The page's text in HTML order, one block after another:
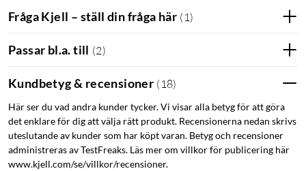
Fråga Kjell – ställ din fråga här ( 1 )
Passar bl.a. till (2)
Kundbetyg & recensioner ( 18)
Här ser du vad andra kunder tycker. Vi visar alla betyg för att göra
det enklare för dig att välja rätt produkt. Recensionerna nedan skrivs
uteslutande av kunder som har köpt varan. Betyg och recensioner
administreras av TestFreaks. Läs mer om villkor för publicering här
www.kjell.com/se/villkor/recensioner.